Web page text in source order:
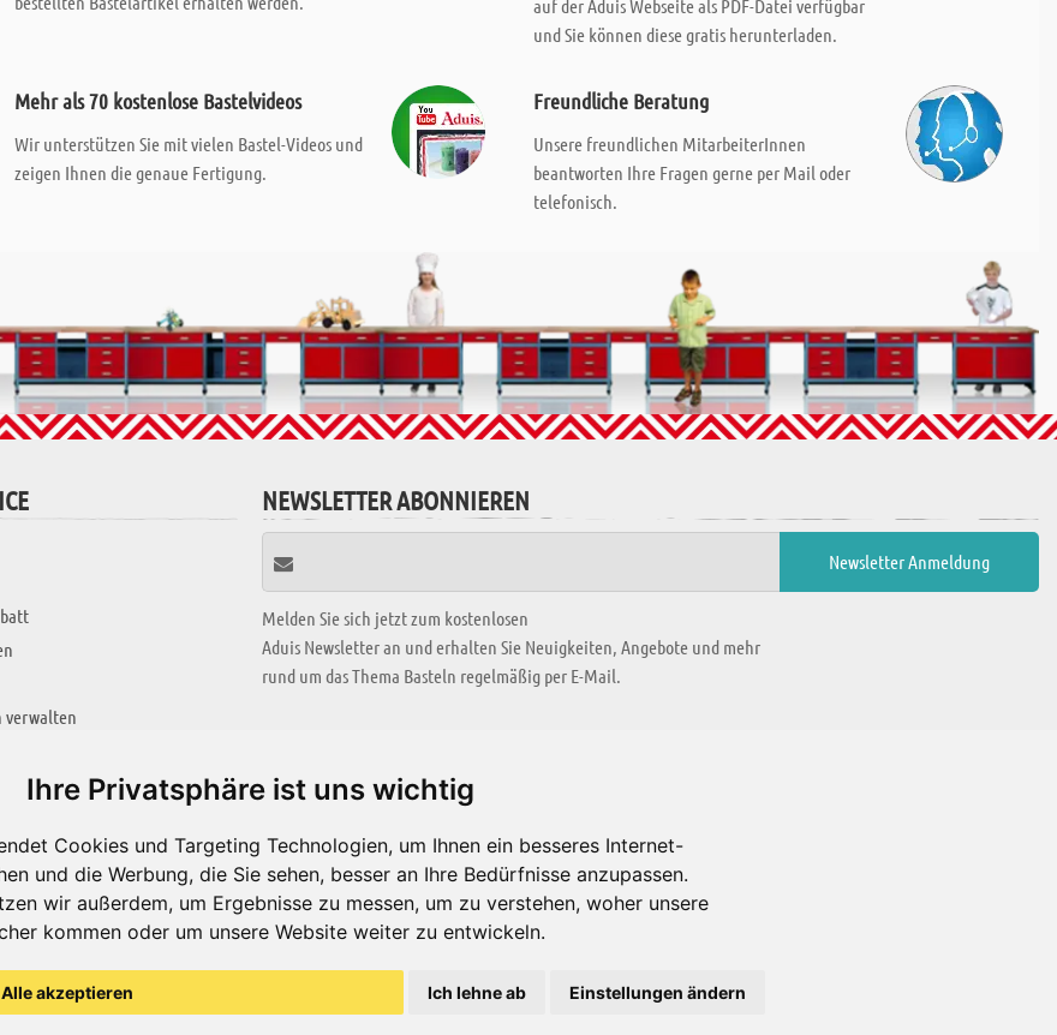
Ihre Privatsphäre ist uns wichtig
Cookies und Targeting Technologien, um Ihnen ein besseres Internet-
und die Werbung, die Sie sehen, besser an Ihre Bedürfnisse anzupassen.
wir außerdem, um Ergebnisse zu messen, um zu verstehen, woher unsere
kommen oder um unsere Website weiter zu entwickeln.
Alle akzeptieren Ich lehne ab Einstellungen ändern
auf der Aduis Webseite als PDF-Datei verfügbar
und Sie können diese gratis herunterladen.
Mehr als 70 kostenlose Bastelvideos
Wir unterstützen Sie mit vielen Bastel-Videos und
zeigen Ihnen die genaue Fertigung.
Freundliche Beratung
Unsere freundlichen MitarbeiterInnen
beantworten Ihre Fragen gerne per Mail oder
telefonisch.
verwalten
NEWSLETTER ABONNIEREN
Melden Sie sich jetzt zum kostenlosen
Aduis Newsletter an und erhalten Sie Neuigkeiten, Angebote und mehr
rund um das Thema Basteln regelmäßig per E-Mail.
KREATIV ZONE
Alle Videos
Bastelideen
Arbeitsblätter
Es gibt uns auch in